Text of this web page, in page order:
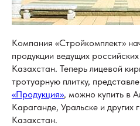
Компания «Стройкомплект»
продукции ведущих
Казахстан. Теперь лицевой
тротуарную плитку,
«Продукция», можно купить в
Караганде, Уральске и других
Казахстан.